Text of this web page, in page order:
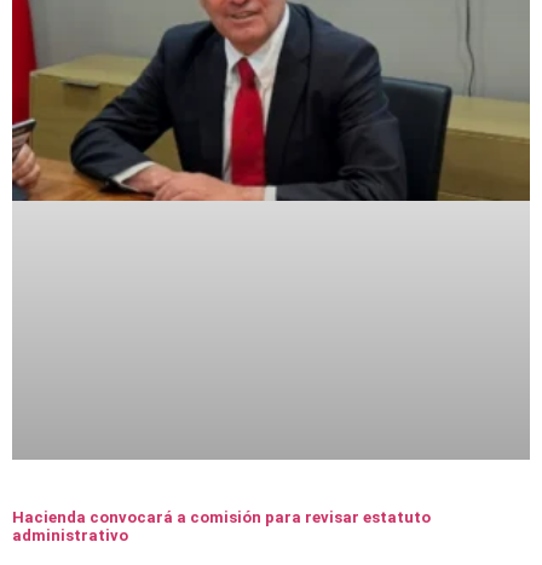
Hacienda convocará a comisión para revisar estatuto
administrativo